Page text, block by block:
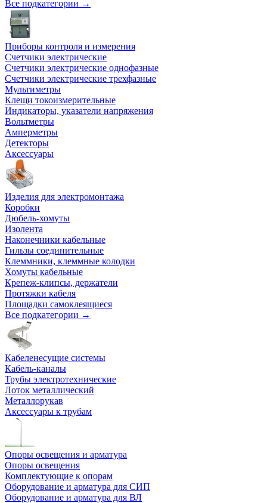
Все подкатегории →
Приборы контроля и измерения
Счетчики электрические
Счетчики электрические однофазные
Счетчики электрические трехфазные
Мультиметры
Клещи токоизмерительные
Индикаторы, указатели напряжения
Вольтметры
Амперметры
Детекторы
Аксессуары
Изделия для электромонтажа
Коробки
Дюбель-хомуты
Изолента
Наконечники кабельные
Гильзы соединительные
Клеммники, клеммные колодки
Хомуты кабельные
Крепеж-клипсы, держатели
Протяжки кабеля
Площадки самоклеящиеся
Все подкатегории →
Кабеленесущие системы
Кабель-каналы
Трубы электротехнические
Лоток металлический
Металлорукав
Аксессуары к трубам
Опоры освещения и арматура
Опоры освещения
Комплектующие к опорам
Оборудование и арматура для СИП
Оборудование и арматура для ВЛ